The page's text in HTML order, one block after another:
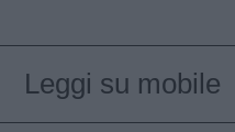
Leggi su mobile